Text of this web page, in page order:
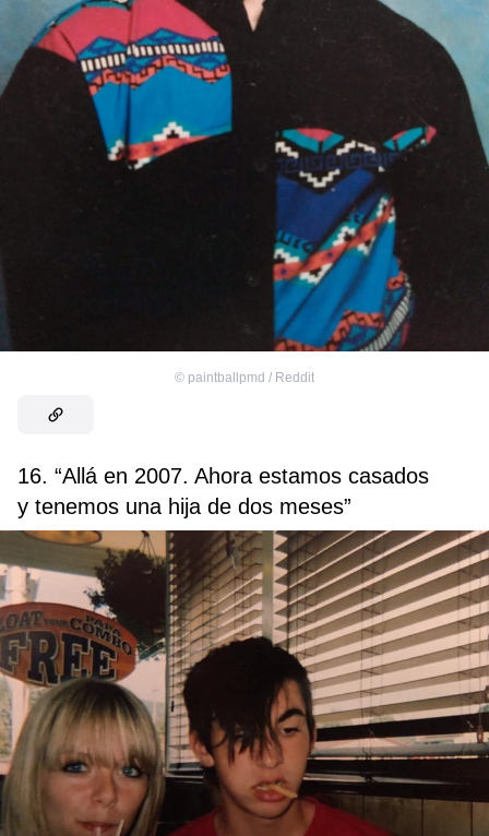
© paintballpmd / Reddit
16. “Allá en 2007. Ahora estamos casados
y tenemos una hija de dos meses”